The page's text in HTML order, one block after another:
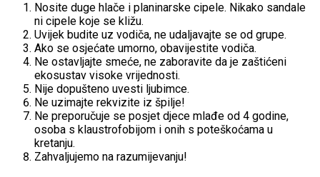
Nosite duge hlače i planinarske cipele. Nikako sandale
ni cipele koje se kližu.
Uvijek budite uz vodiča, ne udaljavajte se od grupe.
Ako se osjećate umorno, obavijestite vodiča.
Ne ostavljajte smeće, ne zaboravite da je zaštićeni
ekosustav visoke vrijednosti.
Nije dopušteno uvesti ljubimce.
Ne uzimajte rekvizite iz špilje!
Ne preporučuje se posjet djece mlađe od 4 godine,
osoba s klaustrofobijom i onih s poteškoćama u
kretanju.
Zahvaljujemo na razumijevanju!